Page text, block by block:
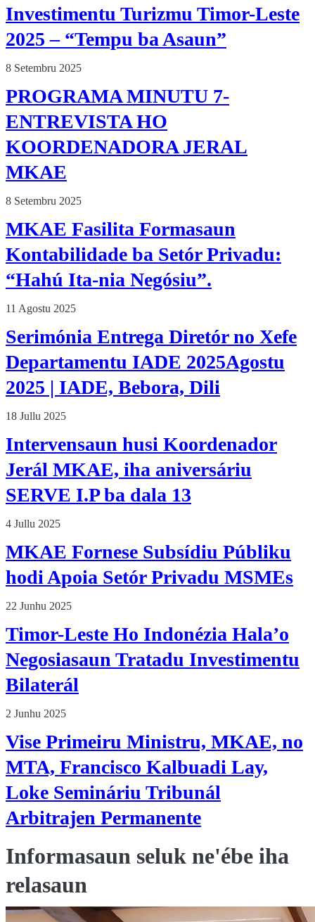
Investimentu Turizmu Timor-Leste
2025 – “Tempu ba Asaun”
8 Setembru 2025
PROGRAMA MINUTU 7-
ENTREVISTA HO
KOORDENADORA JERAL
MKAE
8 Setembru 2025
MKAE Fasilita Formasaun
Kontabilidade ba Setór Privadu:
“Hahú Ita-nia Negósiu”.
11 Agostu 2025
Serimónia Entrega Diretór no Xefe
Departamentu IADE 2025Agostu
2025 | IADE, Bebora, Dili
18 Jullu 2025
Intervensaun husi Koordenador
Jerál MKAE, iha aniversáriu
SERVE I.P ba dala 13
4 Jullu 2025
MKAE Fornese Subsídiu Públiku
hodi Apoia Setór Privadu MSMEs
22 Junhu 2025
Timor-Leste Ho Indonézia Hala’o
Negosiasaun Tratadu Investimentu
Bilaterál
2 Junhu 2025
Vise Primeiru Ministru, MKAE, no
MTA, Francisco Kalbuadi Lay,
Loke Semináriu Tribunál
Arbitrajen Permanente
Informasaun seluk ne'ébe iha
relasaun